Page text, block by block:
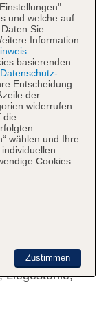
Hotelsafe
beheizbar, mit
Liegestühle,
und welche auf
Sie
Information
.
basierenden
Datenschutz-
Entscheidung
der
widerrufen.
die
wählen und Ihre
Cookies
Zustimmen